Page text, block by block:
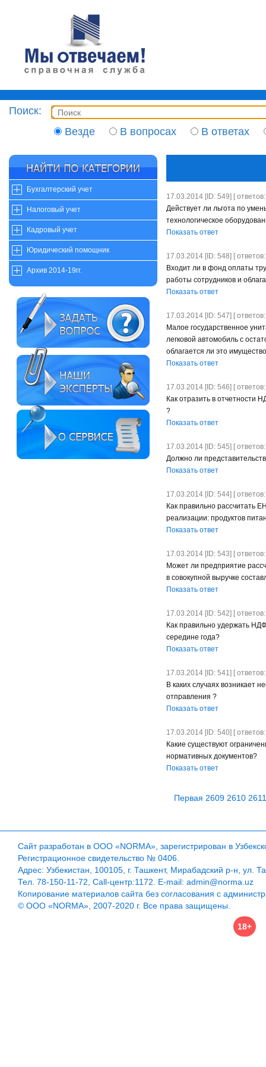
Поиск:
Везде
В вопросах В ответах
Бухгалтерский учет
Налоговый учет
Кадровый учет
Юридический помощник
Архив 2014-19гг.
17.03.2014 [ID: 549] [
Действует ли льгота по
технологическое
Показать ответ
17.03.2014 [ID: 548] [
Входит ли в фонд оплаты
работы сотрудников и
Показать ответ
17.03.2014 [ID: 547] [
Малое государственное
легковой автомобиль с
облагается ли это
Показать ответ
17.03.2014 [ID: 546] [
Как отразить в отчетности
?
Показать ответ
17.03.2014 [ID: 545] [
Должно ли
Показать ответ
17.03.2014 [ID: 544] [
Как правильно рассчитать
реализации: продуктов
Показать ответ
17.03.2014 [ID: 543] [
Может ли предприятие
в совокупной выручке
Показать ответ
17.03.2014 [ID: 542] [
Как правильно удержать
середине года?
Показать ответ
17.03.2014 [ID: 541] [
В каких случаях возникает
отправления ?
Показать ответ
17.03.2014 [ID: 540] [
Какие существуют
нормативных документов?
Показать ответ
Первая 2609 2610 2611
Сайт разработан в ООО «NORMA», зарегистрирован в
Регистрационное свидетельство № 0406.
Адрес: Узбекистан, 100105, г. Ташкент, Мирабадский р-н, ул.
Тел. 78-150-11-72, Call-центр:1172. E-mail: admin@norma.uz
Копирование материалов сайта без согласования с
© ООО «NORMA», 2007-2020 г. Все права защищены.
18+